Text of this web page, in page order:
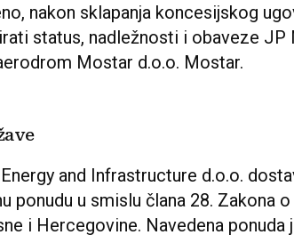
nakon sklapanja koncesijskog
status, nadležnosti i obaveze JP
Mostar d.o.o. Mostar.
and Infrastructure d.o.o.
ponudu u smislu člana 28. Zakona
i Hercegovine. Navedena ponuda